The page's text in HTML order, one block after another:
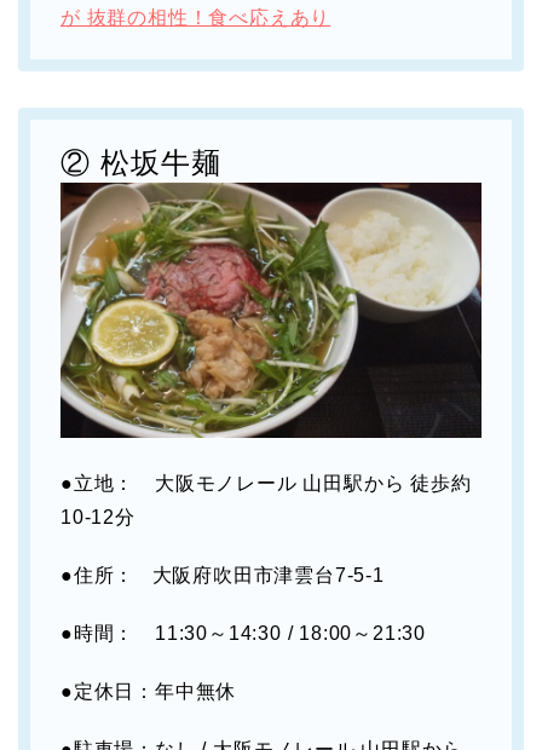
が 抜群の相性！食べ応えあり
② 松坂牛麺
●立地： 大阪モノレール 山田駅から 徒歩約
10-12分
●住所： 大阪府吹田市津雲台7-5-1
●時間： 11:30～14:30 / 18:00～21:30
●定休日：年中無休